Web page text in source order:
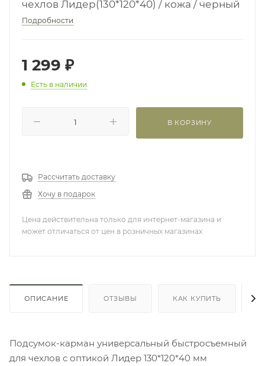
чехлов Лидер(130*120*40) / кожа / черный
Подробности
1 299 ₽
Есть в наличии
В КОРЗИНУ
Рассчитать доставку
Хочу в подарок
Цена действительна только для интернет-магазина и
может отличаться от цен в розничных магазинах
ОПИСАНИЕ ОТЗЫВЫ КАК КУПИТЬ
Подсумок-карман универсальный быстросъемный
для чехлов с оптикой Лидер 130*120*40 мм